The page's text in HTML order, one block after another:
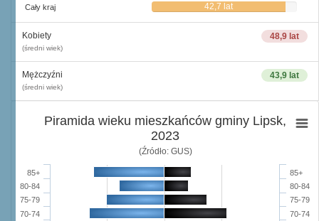
Cały kraj 42,7 lat
48,9 lat
Kobiety
(średni wiek)
43,9 lat
Mężczyźni
(średni wiek)
Piramida wieku mieszkańców gminy Lipsk,
2023
(Źródło: GUS)
70-74
75-79
80-84
85+
70-74
75-79
80-84
85+